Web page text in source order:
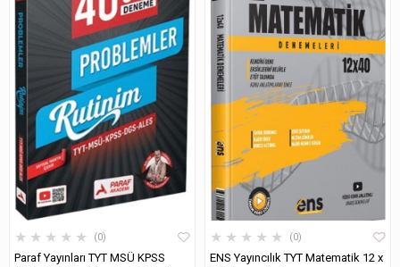
★ ★ ★ ★ ★ 0
Paraf Yayınları TYT MSÜ KPSS
★ ★ ★ ★ ★ 0
ENS Yayıncılık TYT Matematik 12 x